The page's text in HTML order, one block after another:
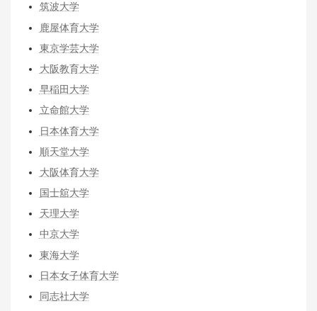
筑波大学
鹿屋体育大学
東京学芸大学
大阪教育大学
早稲田大学
立命館大学
日本体育大学
順天堂大学
大阪体育大学
国士舘大学
天理大学
中京大学
東海大学
日本女子体育大学
同志社大学